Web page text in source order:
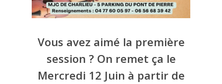
Vous avez aimé la première
session ? On remet ça le
Mercredi 12 Juin à partir de